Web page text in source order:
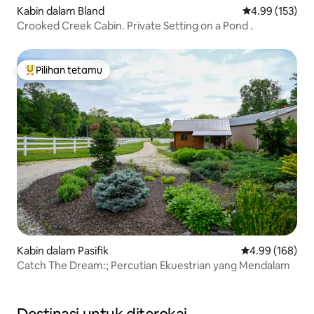
Kabin dalam Bland Penarafan
4.99 (153)
Crooked Creek Cabin. Private Setting on a Pond .
Pilihan utama tetamu
Pilihan tetamu
Kabin dalam Pasifik Penarafan
4.99 (168)
Catch The Dream:; Percutian Ekuestrian yang Mendalam